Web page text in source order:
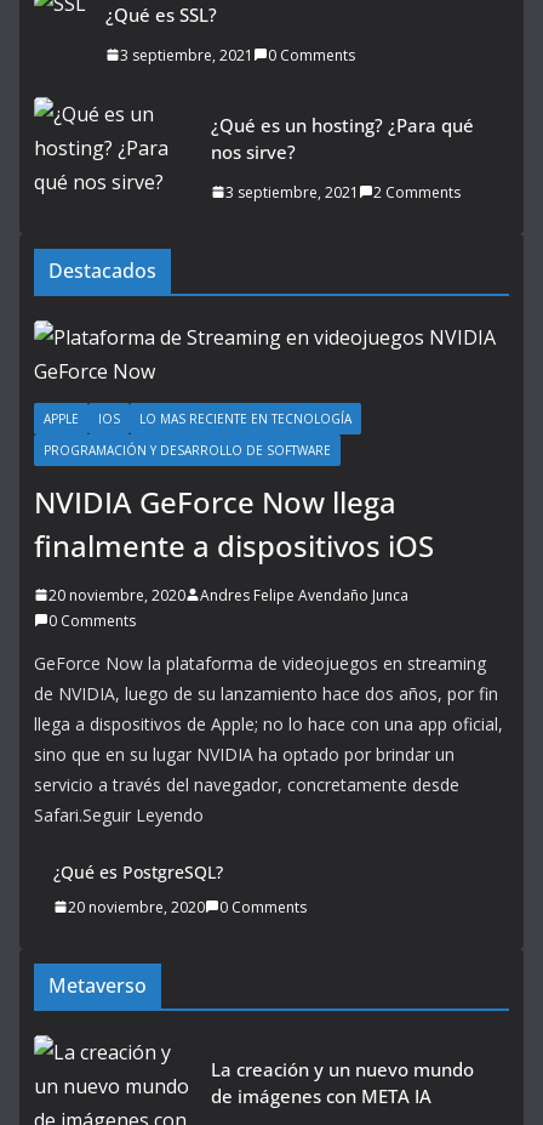
¿Qué es SSL?
3 septiembre, 2021 0 Comments
¿Qué es un hosting? ¿Para qué
nos sirve?
3 septiembre, 2021 2 Comments
Destacados
APPLE IOS
LO MAS RECIENTE EN TECNOLOGÍA
PROGRAMACIÓN Y DESARROLLO DE SOFTWARE
NVIDIA GeForce Now llega
finalmente a dispositivos iOS
20 noviembre, 2020
Andres Felipe Avendaño Junca
0 Comments
GeForce Now la plataforma de videojuegos en streaming
de NVIDIA, luego de su lanzamiento hace dos años, por fin
llega a dispositivos de Apple; no lo hace con una app oficial,
sino que en su lugar NVIDIA ha optado por brindar un
servicio a través del navegador, concretamente desde
Safari.Seguir Leyendo
¿Qué es PostgreSQL?
20 noviembre, 2020 0 Comments
Metaverso
La creación y un nuevo mundo
de imágenes con META IA